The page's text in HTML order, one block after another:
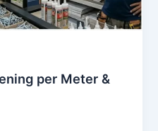
per Meter &